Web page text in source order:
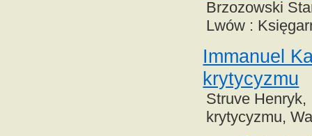
Brzozowski
Lwów :
Immanuel
krytycyzmu
Struve Henryk,
krytycyzmu,